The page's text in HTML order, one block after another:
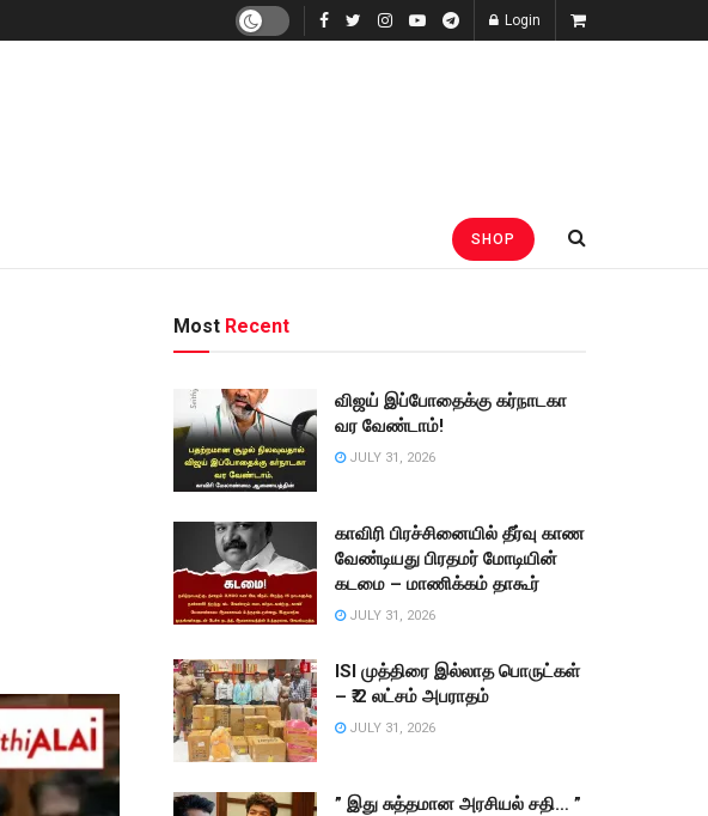
Login
SHOP
Most Recent
விஜய் இப்போதைக்கு கர்நாடகா
வர வேண்டாம்!
JULY 31, 2026
காவிரி பிரச்சினையில் தீர்வு காண
வேண்டியது பிரதமர் மோடியின்
கடமை – மாணிக்கம் தாகூர்
JULY 31, 2026
ISI முத்திரை இல்லாத பொருட்கள்
– ₹.2 லட்சம் அபராதம்
JULY 31, 2026
” இது சுத்தமான அரசியல் சதி… ”